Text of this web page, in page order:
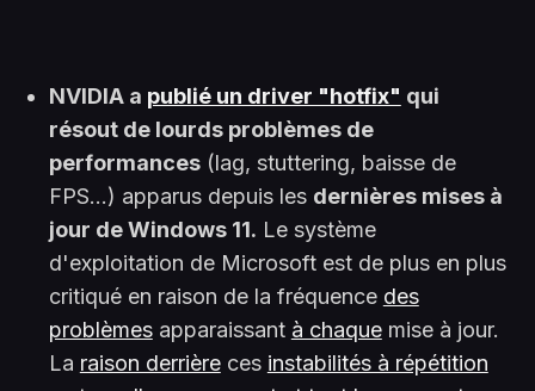
NVIDIA a publié un driver "hotfix" qui
résout de lourds problèmes de
performances(lag, stuttering, baisse de
FPS...) apparus depuis les dernières mises à
jour de Windows 11. Le système
d'exploitation de Microsoft est de plus en plus
critiqué en raison de la fréquence des
problèmesapparaissant à chaquemise à jour.
La raison derrièreces instabilités à répétition